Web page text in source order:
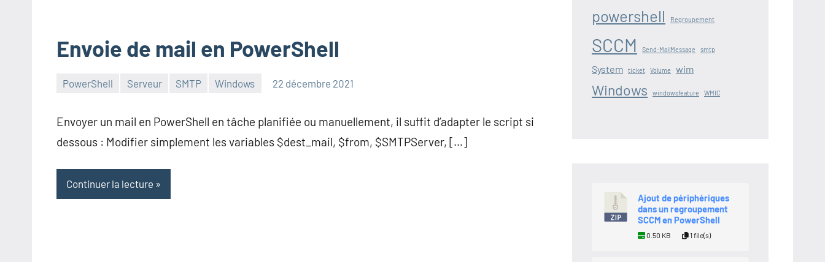
Envoie de mail en PowerShell
PowerShell Serveur SMTP Windows 22 décembre 2021
Envoyer un mail en PowerShell en tâche planifiée ou manuellement, il suffit d’adapter le script si
dessous : Modifier simplement les variables $dest_mail, $from, $SMTPServer, […]
Continuer la lecture
powershell Regroupement
SCCM Send-MailMessage smtp
System ticket Volume wim
Windows windowsfeature WMIC
Ajout de périphériques
dans un regroupement
SCCM en PowerShell
0.50 KB 1 file(s)